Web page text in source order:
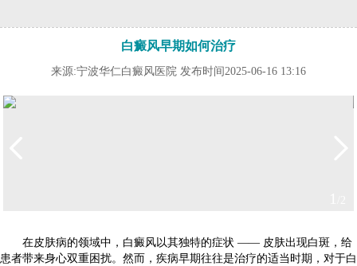
白癜风早期如何治疗
来源:宁波华仁白癜风医院 发布时间2025-06-16 13:16
在皮肤病的领域中，白癜风以其独特的症状 —— 皮肤出现白斑，给
患者带来身心双重困扰。然而，疾病早期往往是治疗的适当时期，对于白